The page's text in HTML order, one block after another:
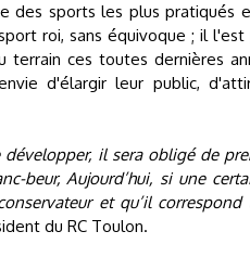
des sports les plus pratiqués
roi, sans équivoque ; il
terrain ces toutes dernières
d'élargir leur public,
développer, il sera obligé de
beur, Aujourd’hui, si une
et qu’il
du RC Toulon.